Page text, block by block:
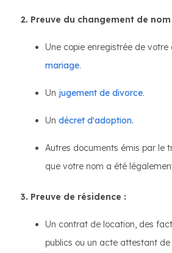
2. Preuve du changement de
Une copie enregistrée de votre
mariage.
Un jugement de divorce.
Un décret d'adoption.
Autres documents émis par le
que votre nom a été
3. Preuve de résidence :
Un contrat de location, des
publics ou un acte attestant